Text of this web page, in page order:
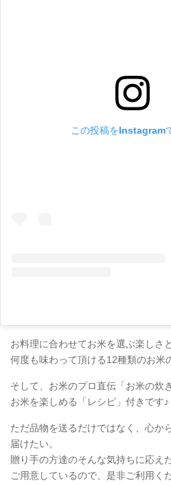
この投稿をInstagram
お料理に合わせてお米を選ぶ楽しさ
何度も味わって頂ける12種類のお米
そして、お米のプロ直伝「お米の炊
お米を楽しめる「レシピ」付きです♪
ただ品物を送るだけではなく、心か
届けたい。
贈り手の方達のそんな気持ちに応え
ご用意しているので、是非ご利用